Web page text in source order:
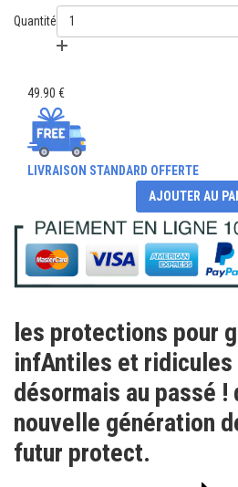
Quantité
49.90 €
LIVRAISON STANDARD OFFERTE
AJOUTER AU
les protections pour
infAntiles et
désormais au passé !
nouvelle génération
futur protect.